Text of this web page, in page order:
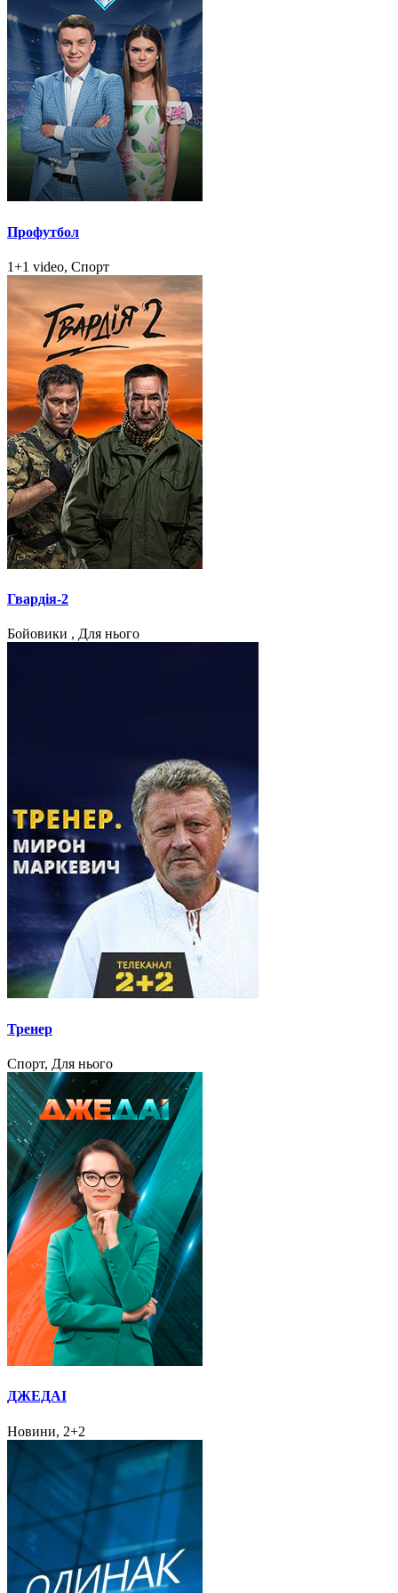
Профутбол
1+1 video, Спорт
Гвардія-2
Бойовики , Для нього
Тренер
Спорт, Для нього
ДЖЕДАІ
Новини, 2+2